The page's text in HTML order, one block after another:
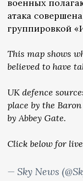
военных
атака
группировкой
This map shows
believed to have
UK defence
place by the
by Abbey Gate.
Click below for
— Sky News